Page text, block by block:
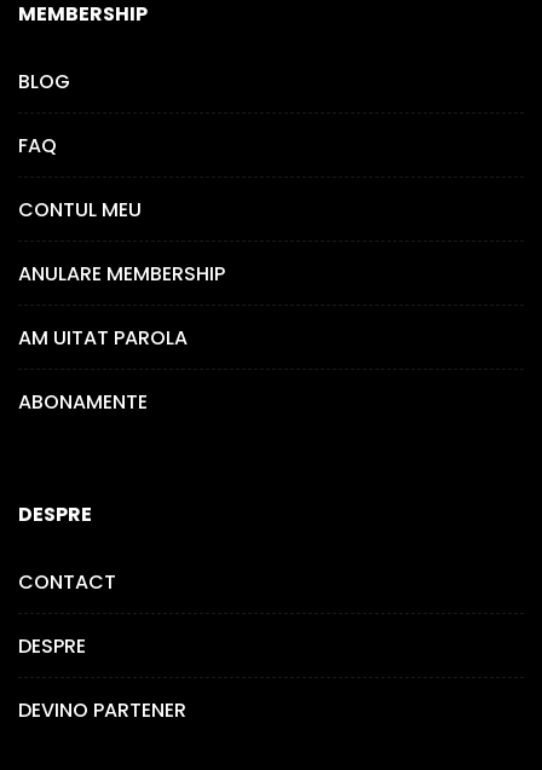
MEMBERSHIP
BLOG
FAQ
CONTUL MEU
ANULARE MEMBERSHIP
AM UITAT PAROLA
ABONAMENTE
DESPRE
CONTACT
DESPRE
DEVINO PARTENER